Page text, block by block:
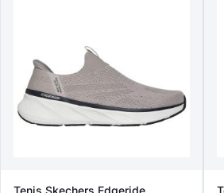
Tenis Skechers Edgeride